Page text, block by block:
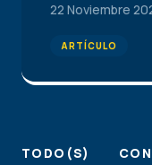
22 Noviembre
ARTÍCULO
TODO(S)